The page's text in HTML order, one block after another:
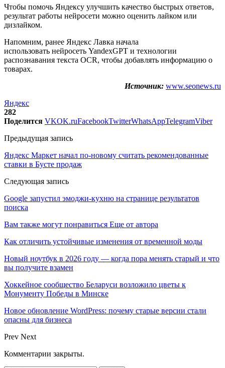
Чтобы помочь Яндексу улучшить качество быстрых ответов,
результат работы нейросети можно оценить лайком или
дизлайком.
Напомним, ранее Яндекс Лавка начала
использовать нейросеть YandexGPT и технологии
распознавания текста OCR, чтобы добавлять информацию о
товарах.
Источник: www.seonews.ru
Яндекс
282
Поделится VKOK.ruFacebookTwitterWhatsAppTelegramViber
Предыдущая запись
Яндекс Маркет начал по-новому считать рекомендованные
ставки в Бусте продаж
Следующая запись
Google запустил эмоджи-кухню на странице результатов
поиска
Вам также могут понравиться Еще от автора
Как отличить устойчивые изменения от временной моды
Новый ноутбук в 2026 году — когда пора менять старый и что
вы получите взамен
Хоккейное сообщество Беларуси возложило цветы к
Монументу Победы в Минске
Новое обновление WordPress: почему старые версии стали
опасны для бизнеса
Prev Next
Комментарии закрыты.